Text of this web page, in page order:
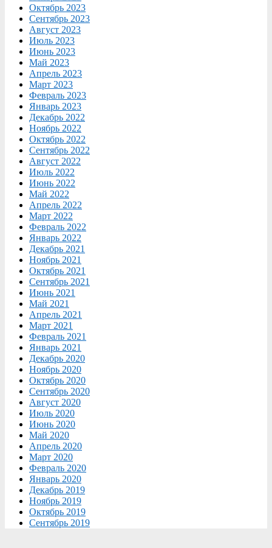
Октябрь 2023
Сентябрь 2023
Август 2023
Июль 2023
Июнь 2023
Май 2023
Апрель 2023
Март 2023
Февраль 2023
Январь 2023
Декабрь 2022
Ноябрь 2022
Октябрь 2022
Сентябрь 2022
Август 2022
Июль 2022
Июнь 2022
Май 2022
Апрель 2022
Март 2022
Февраль 2022
Январь 2022
Декабрь 2021
Ноябрь 2021
Октябрь 2021
Сентябрь 2021
Июнь 2021
Май 2021
Апрель 2021
Март 2021
Февраль 2021
Январь 2021
Декабрь 2020
Ноябрь 2020
Октябрь 2020
Сентябрь 2020
Август 2020
Июль 2020
Июнь 2020
Май 2020
Апрель 2020
Март 2020
Февраль 2020
Январь 2020
Декабрь 2019
Ноябрь 2019
Октябрь 2019
Сентябрь 2019